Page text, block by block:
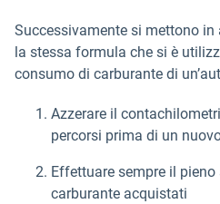
Successivamente si mettono in
la stessa formula che si è
consumo di carburante di
Azzerare il
percorsi prima di un
Effettuare sempre il
carburante acquistati